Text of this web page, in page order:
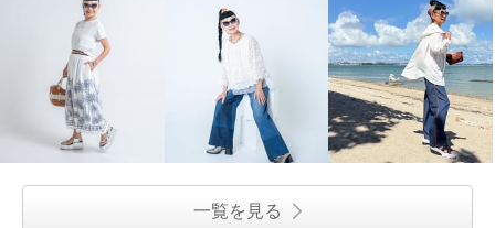
一覧を見る